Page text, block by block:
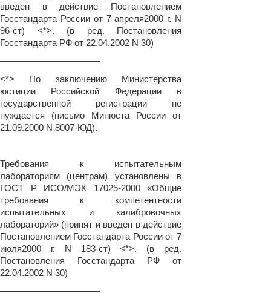
введен в действие Постановлением
Госстандарта России от 7 апреля2000 г. N
96-ст) <*>. (в ред. Постановления
Госстандарта РФ от 22.04.2002 N 30)
———————————
<*> По заключению Министерства
юстиции Российской Федерации в
государственной регистрации не
нуждается (письмо Минюста России от
21.09.2000 N 8007-ЮД).
Требования к испытательным
лабораториям (центрам) установлены в
ГОСТ Р ИСО/МЭК 17025-2000 «Общие
требования к компетентности
испытательных и калибровочных
лабораторий» (принят и введен в действие
Постановлением Госстандарта России от 7
июля2000 г. N 183-ст) <*>. (в ред.
Постановления Госстандарта РФ от
22.04.2002 N 30)
———————————